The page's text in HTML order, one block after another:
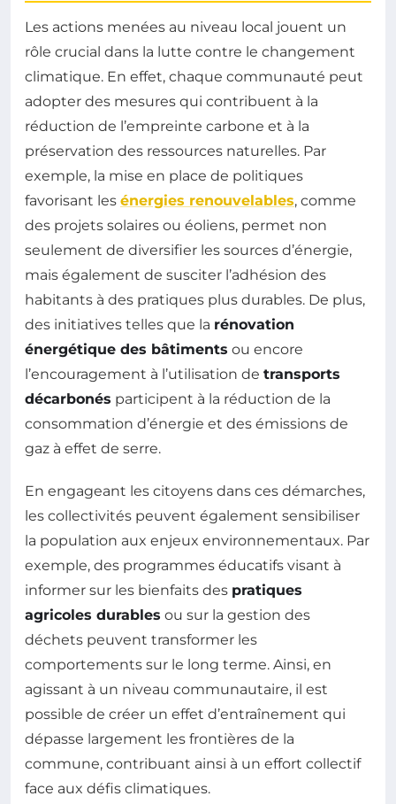
Les actions menées au niveau local jouent un
rôle crucial dans la lutte contre le changement
climatique. En effet, chaque communauté peut
adopter des mesures qui contribuent à la
réduction de l’empreinte carbone et à la
préservation des ressources naturelles. Par
exemple, la mise en place de politiques
favorisant les énergies renouvelables, comme
des projets solaires ou éoliens, permet non
seulement de diversifier les sources d’énergie,
mais également de susciter l’adhésion des
habitants à des pratiques plus durables. De plus,
des initiatives telles que la rénovation
énergétique des bâtiments ou encore
l’encouragement à l’utilisation de transports
décarbonés participent à la réduction de la
consommation d’énergie et des émissions de
gaz à effet de serre.
En engageant les citoyens dans ces démarches,
les collectivités peuvent également sensibiliser
la population aux enjeux environnementaux. Par
exemple, des programmes éducatifs visant à
informer sur les bienfaits des pratiques
agricoles durables ou sur la gestion des
déchets peuvent transformer les
comportements sur le long terme. Ainsi, en
agissant à un niveau communautaire, il est
possible de créer un effet d’entraînement qui
dépasse largement les frontières de la
commune, contribuant ainsi à un effort collectif
face aux défis climatiques.